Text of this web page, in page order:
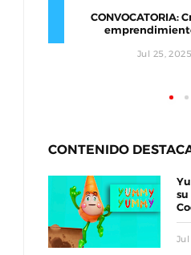
CONVOCATORIA:
Jul 25, 2025
CONTENIDO
su
Jul